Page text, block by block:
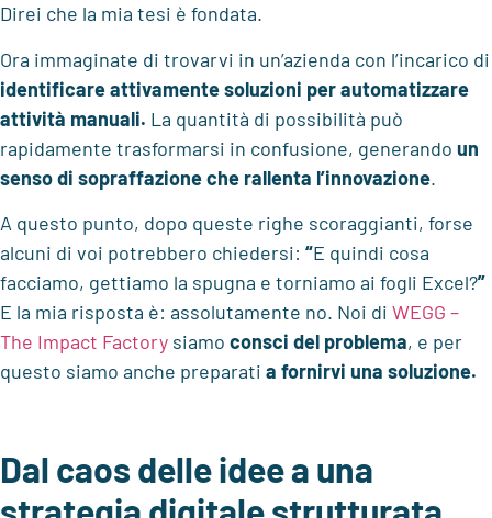
Direi che la mia tesi è fondata.
Ora immaginate di trovarvi in un’azienda con l’incarico di
identificare attivamente soluzioni per automatizzare
attività manuali. La quantità di possibilità può
rapidamente trasformarsi in confusione, generando un
senso di sopraffazione che rallenta l’innovazione.
A questo punto, dopo queste righe scoraggianti, forse
alcuni di voi potrebbero chiedersi: “E quindi cosa
facciamo, gettiamo la spugna e torniamo ai fogli Excel?”
E la mia risposta è: assolutamente no. Noi di WEGG –
The Impact Factory siamo consci del problema, e per
questo siamo anche preparati a fornirvi una soluzione.
Dal caos delle idee a una